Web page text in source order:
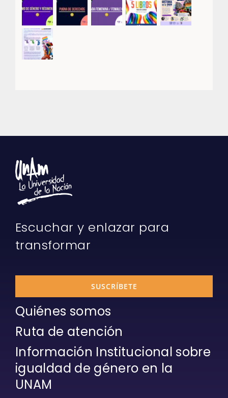
Escuchar y enlazar para
transformar
SUSCRÍBETE
Quiénes somos
Ruta de atención
Información Institucional sobre
igualdad de género en la
UNAM